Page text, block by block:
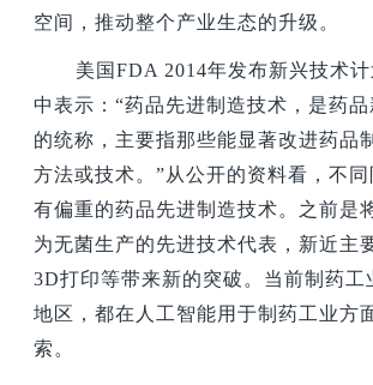
空间，推动整个产业生态的升级。
美国FDA 2014年发布新兴技术计
中表示：“药品先进制造技术，是药
的统称，主要指那些能显著改进药品
方法或技术。”从公开的资料看，不
有偏重的药品先进制造技术。之前是
为无菌生产的先进技术代表，新近主
3D打印等带来新的突破。当前制药工
地区，都在人工智能用于制药工业方
索。